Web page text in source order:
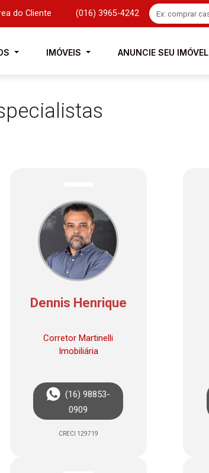
do Cliente (016) 3965-4242
IMÓVEIS ANUNCIE SEU IMÓVEL
Dennis Henrique
Corretor Martinelli
Imobiliária
(16) 98853-
0909
CRECI 129719